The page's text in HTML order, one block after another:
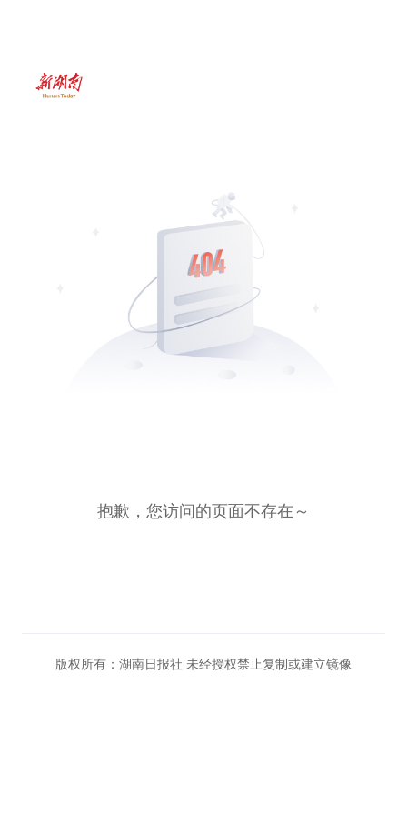
抱歉，您访问的页面不存在～
版权所有：湖南日报社 未经授权禁止复制或建立镜像